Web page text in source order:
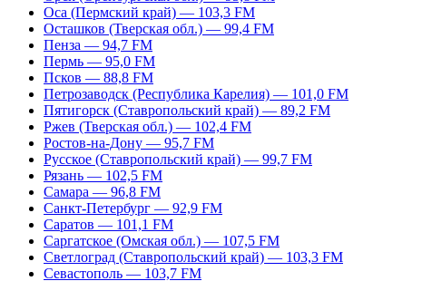
Оса (Пермский край) — 103,3 FM
Осташков (Тверская обл.) — 99,4 FM
Пенза — 94,7 FM
Пермь — 95,0 FM
Псков — 88,8 FM
Петрозаводск (Республика Карелия) — 101,0 FM
Пятигорск (Ставропольский край) — 89,2 FM
Ржев (Тверская обл.) — 102,4 FM
Ростов-на-Дону — 95,7 FM
Русское (Ставропольский край) — 99,7 FM
Рязань — 102,5 FM
Самара — 96,8 FM
Санкт-Петербург — 92,9 FM
Саратов — 101,1 FM
Саргатское (Омская обл.) — 107,5 FM
Светлоград (Ставропольский край) — 103,3 FM
Севастополь — 103,7 FM